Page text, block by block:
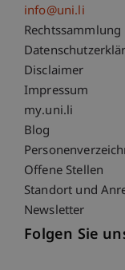
info@uni.li
Fußzeile
Rechtssammlung
Disclaimer
Impressum
Fußzeile
my.uni.li
Blog
Offene Stellen
Standort und
Newsletter
Folgen Sie